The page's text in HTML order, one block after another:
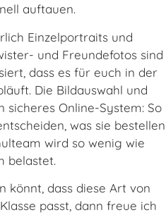
auftauen.
Einzelportraits und
und Freundefotos sind
dass es für euch in der
Die Bildauswahl und
Online-System: So
was sie bestellen
wird so wenig wie
belastet.
könnt, dass diese Art von
passt, dann freue ich